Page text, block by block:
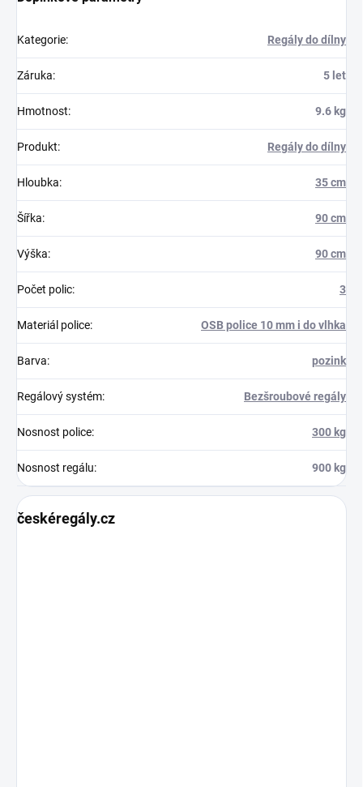
Kategorie: Regály do dílny
Záruka: 5 let
Hmotnost: 9.6 kg
Produkt: Regály do dílny
Hloubka: 35 cm
Šířka: 90 cm
Výška: 90 cm
Počet polic: 3
Materiál police: OSB police 10 mm i do vlhka
Barva: pozink
Regálový systém: Bezšroubové regály
Nosnost police: 300 kg
Nosnost regálu: 900 kg
českéregály.cz